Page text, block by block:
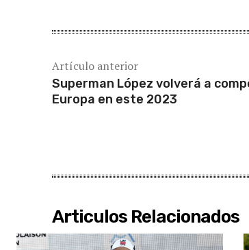
Artículo anterior
Superman López volverá a
Europa en este 2023
Articulos Relacionados